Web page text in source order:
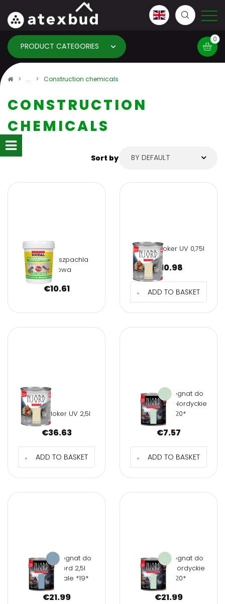
PRODUCT CATEGORIES
0
info:
Construction chemicals
CONSTRUCTION
CHEMICALS
Sort by BY DEFAULT
0,9L Lekka szpachla
akrylowa
€10.61
NJORD Bloker UV 0,75l
€10.98
ADD TO BASKET
NJORD Bloker UV 2,5l
€36.63
ADD TO BASKET
NJORD Impregnat do
drewna 0,75l Nordyckie
trawy *20*
€7.57
ADD TO BASKET
NJORD Impregnat do
drewna Njord 2,5l
Atlantyckie fale *19*
€21.99
NJORD Impregnat do
drewna 2,5l Nordyckie
trawy *20*
€21.99